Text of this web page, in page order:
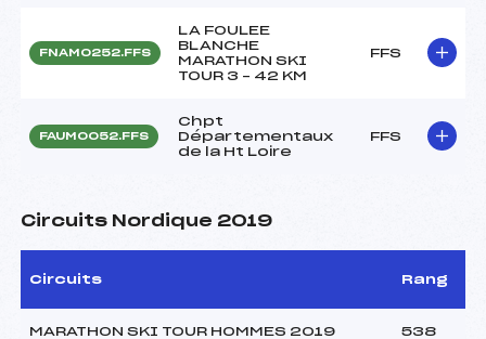
FNAM0252.FFS
LA FOULEE
BLANCHE
MARATHON SKI
TOUR 3 – 42 KM
FFS
FAUM0052.FFS
Chpt
Départementaux
de la Ht Loire
FFS
Circuits Nordique 2019
Circuits Rang
MARATHON SKI TOUR HOMMES 2019 538